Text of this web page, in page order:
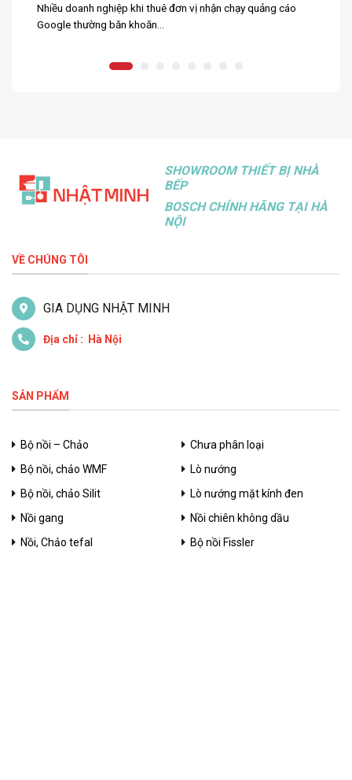
Nhiều doanh nghiệp khi thuê đơn vị nhận chạy quảng cáo
Google thường băn khoăn...
SHOWROOM THIẾT BỊ NHÀ
BẾP
BOSCH CHÍNH HÃNG TẠI HÀ
NỘI
VỀ CHÚNG TÔI
GIA DỤNG NHẬT MINH
Địa chỉ : Hà Nội
SẢN PHẨM
Bộ nồi – Chảo
Bộ nồi, chảo WMF
Bộ nồi, chảo Silit
Nồi gang
Nồi, Chảo tefal
Chưa phân loại
Lò nướng
Lò nướng mặt kính đen
Nồi chiên không dầu
Bộ nồi Fissler